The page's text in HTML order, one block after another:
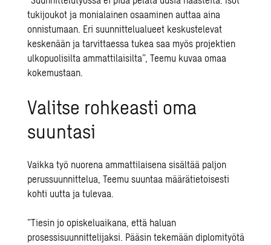
tukijoukot ja monialainen osaaminen auttaa aina
onnistumaan. Eri suunnittelualueet keskustelevat
keskenään ja tarvittaessa tukea saa myös projektien
ulkopuolisilta ammattilaisilta”, Teemu kuvaa omaa
kokemustaan.
Valitse rohkeasti oma
suuntasi
Vaikka työ nuorena ammattilaisena sisältää paljon
perussuunnittelua, Teemu suuntaa määrätietoisesti
kohti uutta ja tulevaa.
”Tiesin jo opiskeluaikana, että haluan
prosessisuunnittelijaksi. Pääsin tekemään diplomityötä